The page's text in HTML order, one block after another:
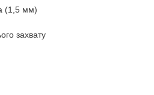
(1,5 мм)
захвату